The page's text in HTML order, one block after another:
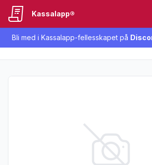
Bli med i Kassalapp-fellesskapet på
Kassalapp®